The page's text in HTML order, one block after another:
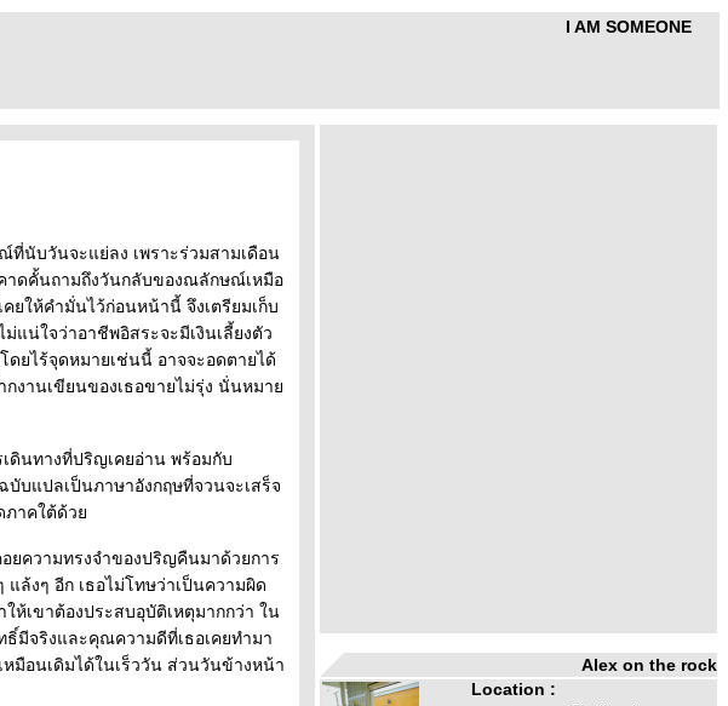
I AM SOMEONE
นับวันจะแย่ลง เพราะร่วมสามเดือน
าดคั้นถามถึงวันกลับของณลักษณ์เหมือ
ยให้คำมั่นไว้ก่อนหน้านี้ จึงเตรียมเก็บ
แน่ใจว่าอาชีพอิสระจะมีเงินเลี้ยงตัว
ดยไร้จุดหมายเช่นนี้ อาจจะอดตายได้
งานเขียนของเธอขายไม่รุ่ง นั่นหมา
ดินทางที่ปริญเคยอ่าน พร้อมกับ
บแปลเป็นภาษาอังกฤษที่จวนจะเสร็จ
ดภาคใต้ด้ว
ยความทรงจำของปริญคืนมาด้วยการ
ล้งๆ อีก เธอไม่โทษว่าเป็นความผิด
ห้เขาต้องประสบอุบัติเหตุมากกว่า ใน
มีจริงและคุณความดีที่เธอเคยทำมา
มือนเดิมได้ในเร็ววัน ส่วนวันข้างหน้า
Alex on the rock
Location :